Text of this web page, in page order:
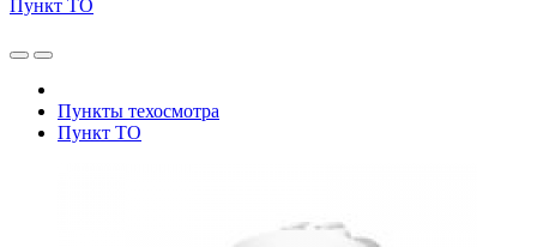
Пункт ТО
Пункты техосмотра
Пункт ТО